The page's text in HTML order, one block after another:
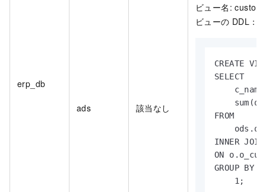
erp_db
ads 該当なし
ビュー名:
ビューの DDL：
CREATE
SELECT
FROM
INNER
ON
GROUP BY
    1;